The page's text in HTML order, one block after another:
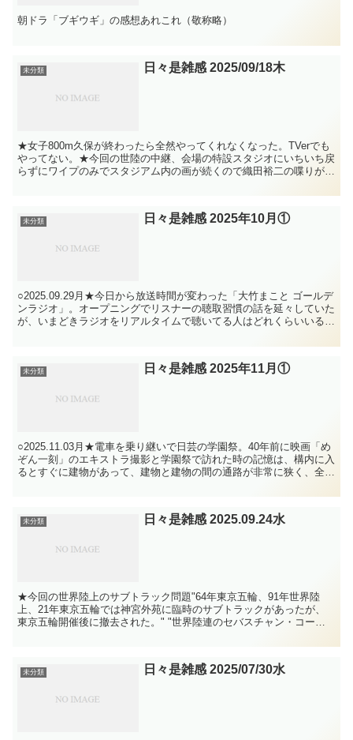
朝ドラ「ブギウギ」の感想あれこれ（敬称略）
未分類 日々是雑感 2025/09/18木
★女子800m久保が終わったら全然やってくれなくなった。TVerでも
やってない。★今回の世陸の中継、会場の特設スタジオにいちいち戻
らずにワイプのみでスタジアム内の画が続くので織田裕二の喋りがさ
未分類 日々是雑感 2025年10月①
○2025.09.29月★今日から放送時間が変わった「大竹まこと ゴールデ
ンラジオ」。オープニングでリスナーの聴取習慣の話を延々していた
が、いまどきラジオをリアルタイムで聴いてる人はどれくらいいるの
未分類 日々是雑感 2025年11月①
○2025.11.03月★電車を乗り継いで日芸の学園祭。40年前に映画「め
ぞん一刻」のエキストラ撮影と学園祭で訪れた時の記憶は、構内に入
るとすぐに建物があって、建物と建物の間の通路が非常に狭く、全然
未分類 日々是雑感 2025.09.24水
★今回の世界陸上のサブトラック問題"64年東京五輪、91年世界陸
上、21年東京五輪では神宮外苑に臨時のサブトラックがあったが、
東京五輪開催後に撤去された。" "世界陸連のセバスチャン・コー会
未分類 日々是雑感 2025/07/30水